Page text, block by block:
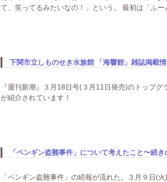
て、笑ってるみたいなの！」という。 最初は「ふ
下関市立しものせき水族館 「海響館」雑誌掲載
『週刊新潮』３月18日号(３月11日発売)のトップ
が紹介されています！
「ペンギン盗難事件」について考えたこと〜続
「ペンギン盗難事件」の続報が流れた。３月９日(